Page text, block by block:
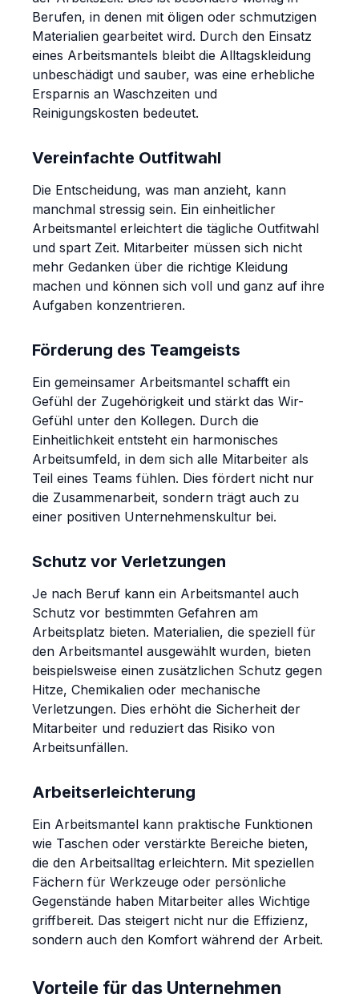
Berufen, in denen mit öligen oder schmutzigen
Materialien gearbeitet wird. Durch den Einsatz
eines Arbeitsmantels bleibt die Alltagskleidung
unbeschädigt und sauber, was eine erhebliche
Ersparnis an Waschzeiten und
Reinigungskosten bedeutet.
Vereinfachte Outfitwahl
Die Entscheidung, was man anzieht, kann
manchmal stressig sein. Ein einheitlicher
Arbeitsmantel erleichtert die tägliche Outfitwahl
und spart Zeit. Mitarbeiter müssen sich nicht
mehr Gedanken über die richtige Kleidung
machen und können sich voll und ganz auf ihre
Aufgaben konzentrieren.
Förderung des Teamgeists
Ein gemeinsamer Arbeitsmantel schafft ein
Gefühl der Zugehörigkeit und stärkt das Wir-
Gefühl unter den Kollegen. Durch die
Einheitlichkeit entsteht ein harmonisches
Arbeitsumfeld, in dem sich alle Mitarbeiter als
Teil eines Teams fühlen. Dies fördert nicht nur
die Zusammenarbeit, sondern trägt auch zu
einer positiven Unternehmenskultur bei.
Schutz vor Verletzungen
Je nach Beruf kann ein Arbeitsmantel auch
Schutz vor bestimmten Gefahren am
Arbeitsplatz bieten. Materialien, die speziell für
den Arbeitsmantel ausgewählt wurden, bieten
beispielsweise einen zusätzlichen Schutz gegen
Hitze, Chemikalien oder mechanische
Verletzungen. Dies erhöht die Sicherheit der
Mitarbeiter und reduziert das Risiko von
Arbeitsunfällen.
Arbeitserleichterung
Ein Arbeitsmantel kann praktische Funktionen
wie Taschen oder verstärkte Bereiche bieten,
die den Arbeitsalltag erleichtern. Mit speziellen
Fächern für Werkzeuge oder persönliche
Gegenstände haben Mitarbeiter alles Wichtige
griffbereit. Das steigert nicht nur die Effizienz,
sondern auch den Komfort während der Arbeit.
Vorteile für das Unternehmen